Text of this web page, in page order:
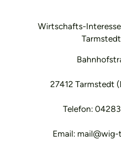
Wirtschafts-
27412 Tarmstedt
Telefon:
Email: